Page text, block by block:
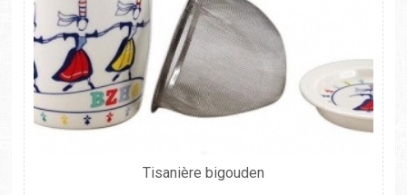
Tisanière bigouden